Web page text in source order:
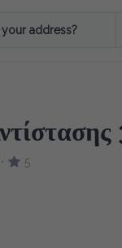
address?
3
5